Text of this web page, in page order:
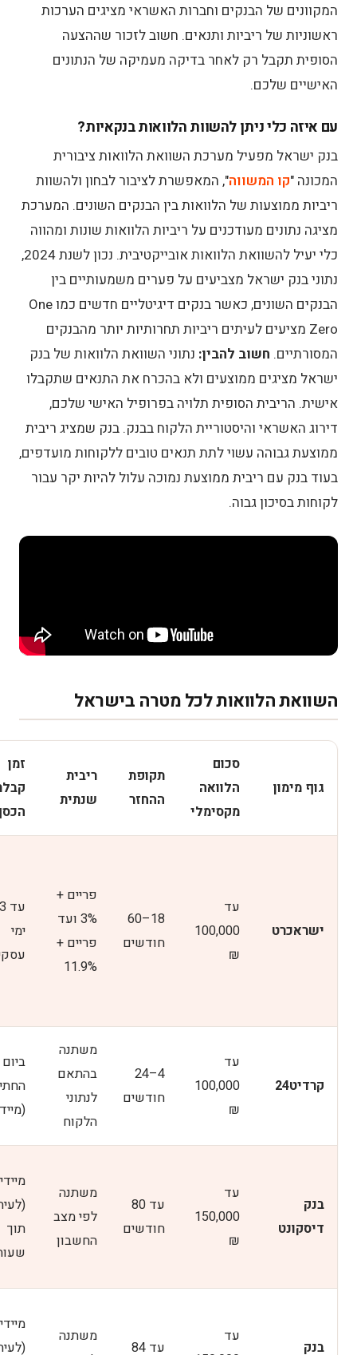
המקוונים של הבנקים וחברות האשראי מציגים הערכות
ראשוניות של ריביות ותנאים. חשוב לזכור שההצעה
הסופית תקבל רק לאחר בדיקה מעמיקה של הנתונים
האישיים שלכם.
עם איזה כלי ניתן להשוות הלוואות בנקאיות?
בנק ישראל מפעיל מערכת השוואת הלוואות ציבורית
המכונה "קו המשווה", המאפשרת לציבור לבחון ולהשוות
ריביות ממוצעות של הלוואות בין הבנקים השונים. המערכת
מציגה נתונים מעודכנים על ריביות הלוואות שונות ומהווה
כלי יעיל להשוואת הלוואות אובייקטיבית.
נכון לשנת 2024,
נתוני בנק ישראל מצביעים על פערים משמעותיים בין
הבנקים השונים, כאשר בנקים דיגיטליים חדשים כמו One
Zero מציעים לעיתים ריביות תחרותיות יותר מהבנקים
המסורתיים. חשוב להבין: נתוני השוואת הלוואות של בנק
ישראל מציגים ממוצעים ולא בהכרח את התנאים שתקבלו
אישית. הריבית הסופית תלויה בפרופיל האישי שלכם,
דירוג האשראי והיסטוריית הלקוח בבנק. בנק שמציג ריבית
ממוצעת גבוהה עשוי לתת תנאים טובים ללקוחות מועדפים,
בעוד בנק עם ריבית ממוצעת נמוכה עלול להיות יקר עבור
לקוחות בסיכון גבוה.
השוואת הלוואות לכל מטרה בישראל
גוף מימון
סכום
הלוואה
מקסימלי
תקופת
ההחזר
ריבית
שנתית
זמן
ישראכרט
עד
100,000
₪
18–60
חודשים
פריים +
3% ועד
פריים +
11.9%
עד 3
ימי
קרדיט24
עד
100,000
₪
4–24
חודשים
משתנה
בהתאם
לנתוני
הלקוח
ביום
בנק
דיסקונט
עד
150,000
₪
עד 80
חודשים
משתנה
לפי מצב
החשבון
מיידי
תוך
בנק
עד
עד 84
משתנה
מיידי